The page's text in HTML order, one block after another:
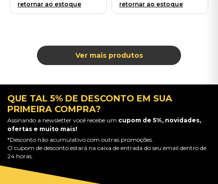
retornar ao estoque
retornar ao estoque
QUE TAL 5% DE DESCONTO EM SUA
PRIMEIRA COMPRA?
Assinando a newsletter você recebe um cupom de 5%, novidades,
ofertas e muito mais!
*Desconto não acumulativo com outras promoções.
O cupom de desconto estará na caixa de entrada do seu email dentro de
24 horas.